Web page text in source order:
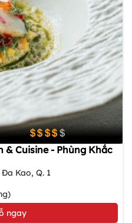
& Cuisine - Phùng Khắc
Số 22B Phùng Khắc Khoan, P. Đa Kao, Q. 1
ngay